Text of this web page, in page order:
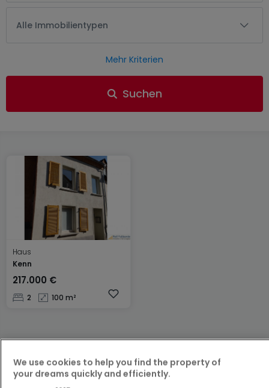
Alle Immobilientypen
Mehr Kriterien
Suchen
Haus
Kenn
217.000 €
2 100 m²
Über Ralf Faßbender Immobilien,
We use cookies to help you find the property of
your dreams quickly and efficiently.